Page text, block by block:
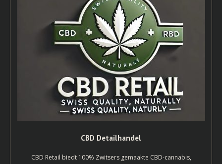
CBD Detailhandel
CBD Retail biedt 100% Zwitsers gemaakte CBD-cannabis,